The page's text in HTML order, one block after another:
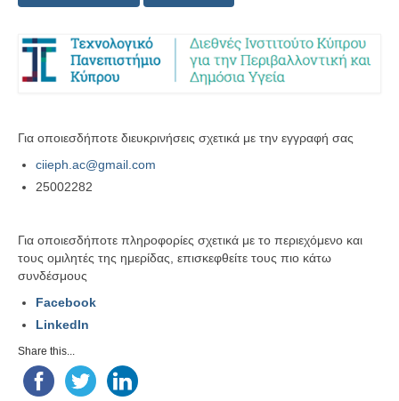
Για οποιεσδήποτε διευκρινήσεις σχετικά με την εγγραφή σας
ciieph.ac@gmail.com
25002282
Για οποιεσδήποτε πληροφορίες σχετικά με το περιεχόμενο και
τους ομιλητές της ημερίδας, επισκεφθείτε τους πιο κάτω
συνδέσμους
Facebook
LinkedIn
Share this...